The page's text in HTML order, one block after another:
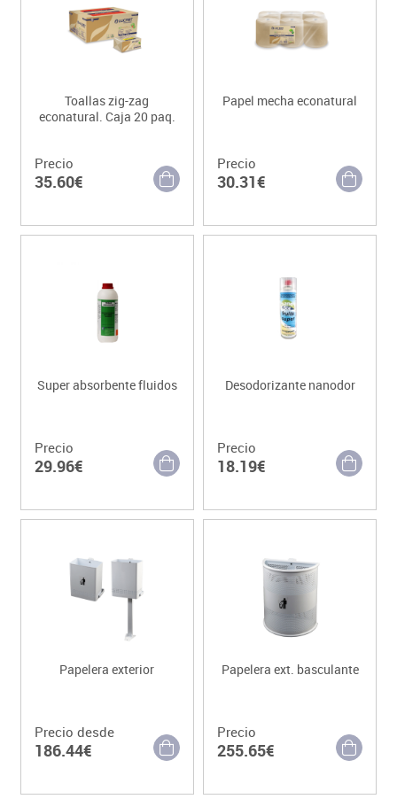
Toallas zig-zag
econatural. Caja 20 paq.
Precio
35.60€
Papel mecha econatural
Precio
30.31€
Super absorbente fluidos
Precio
29.96€
Desodorizante nanodor
Precio
18.19€
Papelera exterior
Precio desde
186.44€
Papelera ext. basculante
Precio
255.65€